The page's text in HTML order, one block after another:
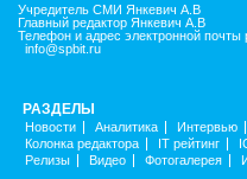
Учредитель СМИ Янкевич А.В
Главный редактор Янкевич А.В
Телефон и адрес электронной почты
info@spbit.ru
РАЗДЕЛЫ
Новости Аналитика Интервью
Колонка редактора
IT рейтинг
Релизы
Видео Фотогалерея